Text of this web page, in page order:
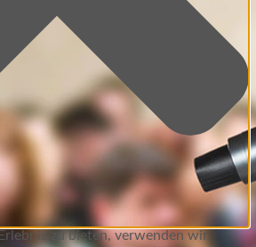
zu bieten, verwenden wir